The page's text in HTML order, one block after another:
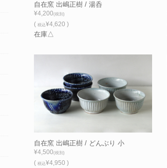
自在窯 出嶋正樹 / 湯呑
¥4,200(税別)
( 税込¥4,620 )
在庫△
自在窯 出嶋正樹 / どんぶり 小
¥4,500(税別)
( 税込¥4,950 )